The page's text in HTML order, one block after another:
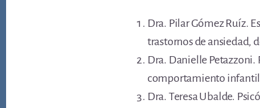
Dra. Pilar Gómez Ruíz.
trastornos de ansiedad,
Dra. Danielle Petazzoni.
comportamiento
Dra. Teresa Ubalde.